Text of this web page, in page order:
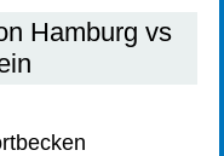
Hamburg vs